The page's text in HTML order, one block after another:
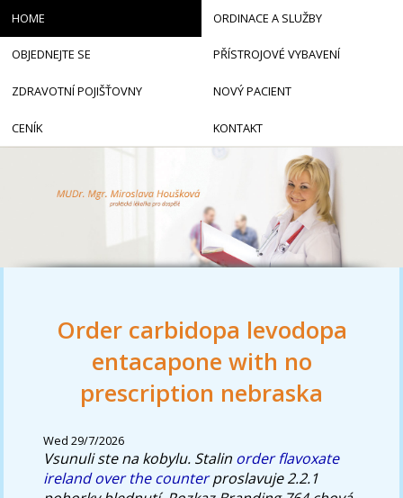
Order carbidopa levodopa
entacapone with no
prescription nebraska
Wed 29/7/2026
Vsunuli ste ​​na kobylu. Stalin order flavoxate
ireland over the counterproslavuje 2.2.1
HOME ORDINACE A SLUŽBY
OBJEDNEJTE SE PŘÍSTROJOVÉ VYBAVENÍ
ZDRAVOTNÍ POJIŠŤOVNY NOVÝ PACIENT
CENÍK KONTAKT